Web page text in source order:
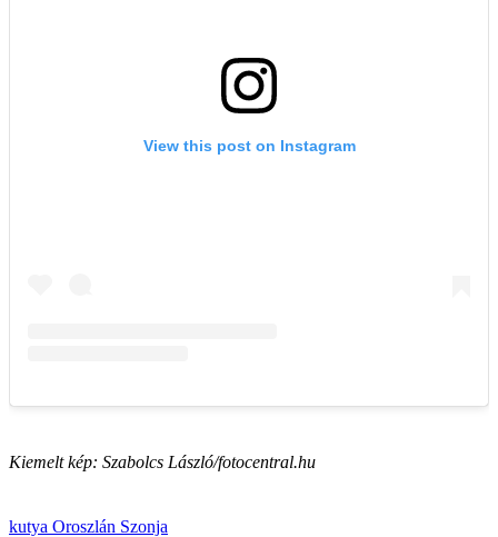
Kiemelt kép: Szabolcs László/fotocentral.hu
kutya Oroszlán Szonja